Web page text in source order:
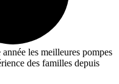
les meilleures pompes
des familles depuis